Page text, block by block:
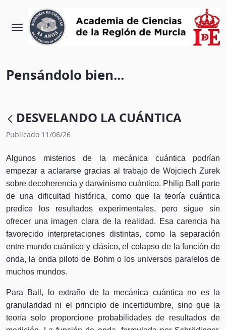
Pensándolo bien...
DESVELANDO LA CUÁNTICA
Publicado 11/06/26
Algunos misterios de la mecánica cuántica podrían
empezar a aclararse gracias al trabajo de Wojciech Zurek
sobre decoherencia y darwinismo cuántico. Philip Ball parte
de una dificultad histórica, como que la teoría cuántica
predice los resultados experimentales, pero sigue sin
ofrecer una imagen clara de la realidad. Esa carencia ha
favorecido interpretaciones distintas, como la separación
entre mundo cuántico y clásico, el colapso de la función de
onda, la onda piloto de Bohm o los universos paralelos de
muchos mundos.
Para Ball, lo extraño de la mecánica cuántica no es la
granularidad ni el principio de incertidumbre, sino que la
teoría solo proporcione probabilidades de resultados de